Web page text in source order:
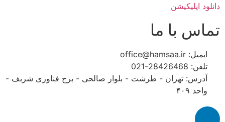
دانلود اپلیکیشن
تماس با ما
ایمیل: office@hamsaa.ir
تلفن: 28426468-021
آدرس: تهران - طرشت - بلوار صالحی - برج فناوری شریف -
واحد ۴۰۹